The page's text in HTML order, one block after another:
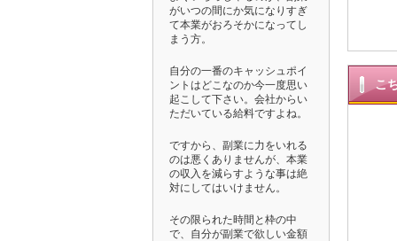
こ
がいつの間にか気になりすぎ
て本業がおろそかになってし
まう方。
自分の一番のキャッシュポイ
ントはどこなのか今一度思い
起こして下さい。会社からい
ただいている給料ですよね。
ですから、副業に力をいれる
のは悪くありませんが、本業
の収入を減らすような事は絶
対にしてはいけません。
その限られた時間と枠の中
で、自分が副業で欲しい金額